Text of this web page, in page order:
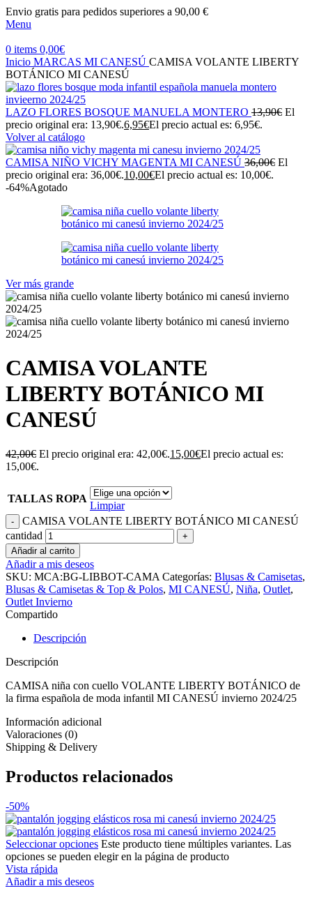
Envio gratis para pedidos superiores a 90,00 €
Menu
0 items 0,00€
Inicio MARCAS MI CANESÚ CAMISA VOLANTE LIBERTY
BOTÁNICO MI CANESÚ
LAZO FLORES BOSQUE MANUELA MONTERO 13,90€ El
precio original era: 13,90€.6,95€El precio actual es: 6,95€.
Volver al catálogo
CAMISA NIÑO VICHY MAGENTA MI CANESÚ 36,00€ El
precio original era: 36,00€.10,00€El precio actual es: 10,00€.
-64%Agotado
Ver más grande
CAMISA VOLANTE
LIBERTY BOTÁNICO MI
CANESÚ
42,00€ El precio original era: 42,00€.15,00€El precio actual es:
15,00€.
TALLAS ROPA
Limpiar
CAMISA VOLANTE LIBERTY BOTÁNICO MI CANESÚ
cantidad
Añadir al carrito
Añadir a mis deseos
SKU: MCA:BG-LIBBOT-CAMA Categorías: Blusas & Camisetas,
Blusas & Camisetas & Top & Polos, MI CANESÚ, Niña, Outlet,
Outlet Invierno
Compartido
Descripción
Descripción
CAMISA niña con cuello VOLANTE LIBERTY BOTÁNICO de
la firma española de moda infantil MI CANESÚ invierno 2024/25
Información adicional
Valoraciones (0)
Shipping & Delivery
Productos relacionados
-50%
Seleccionar opciones Este producto tiene múltiples variantes. Las
opciones se pueden elegir en la página de producto
Vista rápida
Añadir a mis deseos